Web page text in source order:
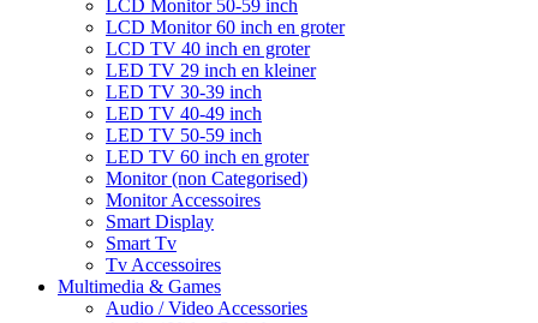
LCD Monitor 50-59 inch
LCD Monitor 60 inch en groter
LCD TV 40 inch en groter
LED TV 29 inch en kleiner
LED TV 30-39 inch
LED TV 40-49 inch
LED TV 50-59 inch
LED TV 60 inch en groter
Monitor (non Categorised)
Monitor Accessoires
Smart Display
Smart Tv
Tv Accessoires
Multimedia & Games
Audio / Video Accessories